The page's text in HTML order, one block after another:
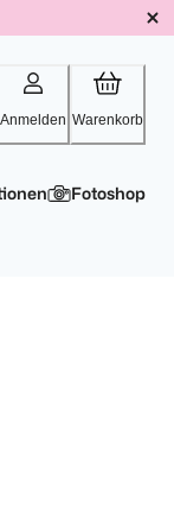
Anmelden Warenkorb
Fotoshop